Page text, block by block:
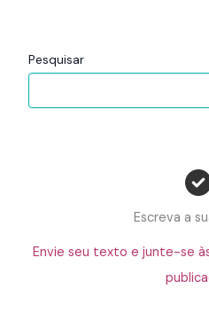
Pesquisar
Escreva a
Envie seu texto e junte-se